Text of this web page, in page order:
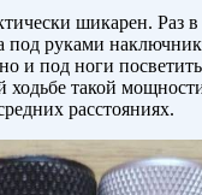
шикарен. Раз
под руками
и под ноги
ходьбе такой
расстояниях.